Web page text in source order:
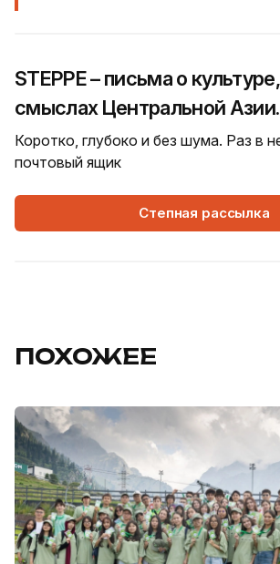
STEPPE – письма о
смыслах Центральной Азии.
Коротко, глубоко и без шума. Раз в
почтовый ящик
Степная рассылка
ПОХОЖЕЕ